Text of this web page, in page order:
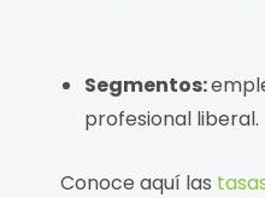
Segmentos:
profesional liberal.
Conoce aquí las